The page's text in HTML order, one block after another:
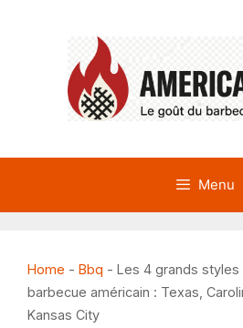
Menu
Home - Bbq - Les 4 grands styles
barbecue américain : Texas,
Kansas City